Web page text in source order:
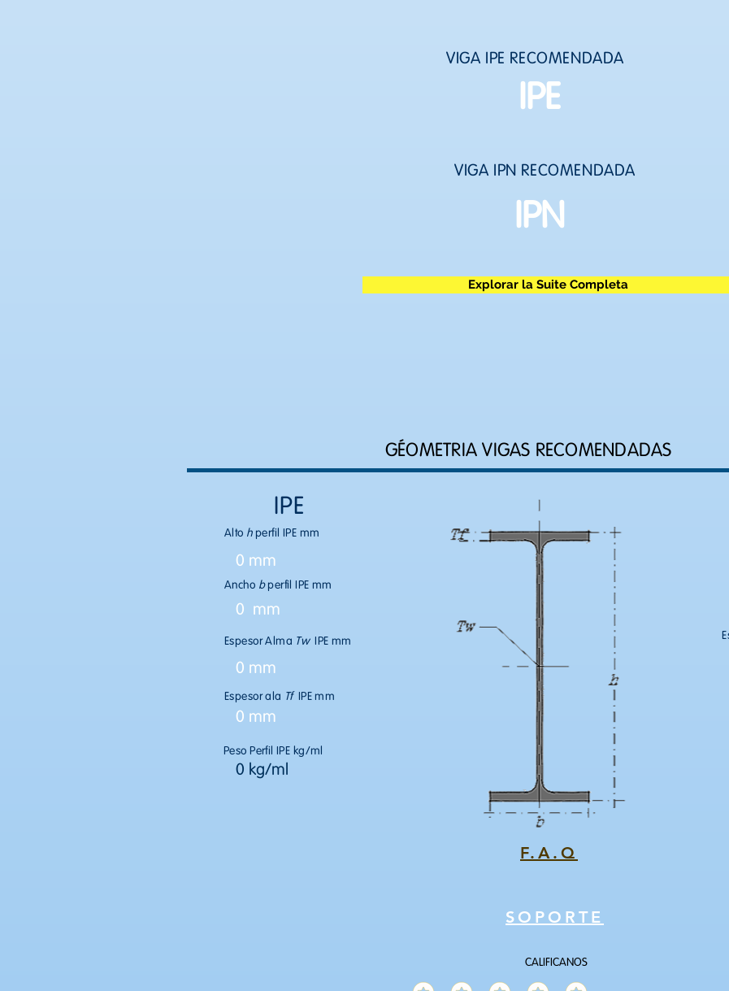
VIGA IPE RECOMENDADA
IPE
VIGA IPN RECOMENDADA
IPN
Explorar la Suite Completa
GÉOMETRIA VIGAS RECOMENDADAS
Alto hperfil IPE mm
0 mm
Ancho bperfil IPE mm
0 mm
Espesor Alma Tw IPE mm
0 mm
Espesor ala Tf IPE mm
0 mm
0 kg/ml
Peso Perfil IPE kg/ml
IPE
F.A.Q
SOPORTE
CALIFICANOS